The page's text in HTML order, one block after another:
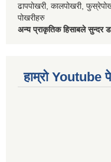
ढापपोखरी, कालपोखरी,
पोखरीहरु
अन्य प्राकृतिक हिसाबले सुन्दर
हाम्रो Youtube